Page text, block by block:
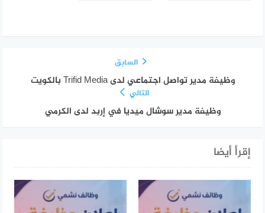
السابق
وظيفة مدير تواصل اجتماعي لدى Trifid Media بالكويت
التالي
وظيفة مدير سوشال ميديا في إربد لدى الكرمي
إقرأ أيضا